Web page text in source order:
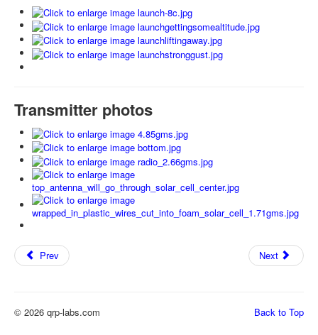
Transmitter photos
Prev Next
Back to Top
© 2026 qrp-labs.com